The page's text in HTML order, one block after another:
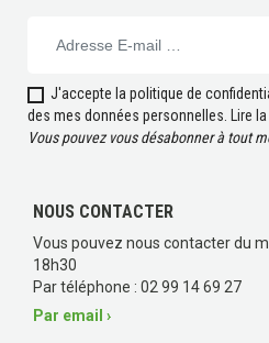
J'accepte la politique de
des mes données personnelles. Lire
Vous pouvez vous désabonner à tout
NOUS CONTACTER
Vous pouvez nous contacter du
18h30
Par téléphone : 02 99 14 69 27
Par email ›